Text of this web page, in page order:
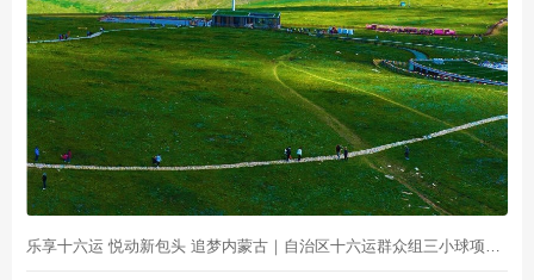
乐享十六运 悦动新包头 追梦内蒙古｜自治区十六运群众组三小球项目选拔赛开赛